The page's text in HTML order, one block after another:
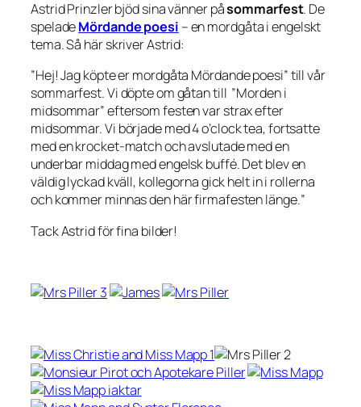
Astrid Prinzler bjöd sina vänner påsommarfest. De
speladeMördande poesi – en mordgåta i engelskt
tema. Så här skriver Astrid:
”Hej! Jag köpte er mordgåta Mördande poesi” till vår
sommarfest. Vi döpte om gåtan till ”Morden i
midsommar” eftersom festen var strax efter
midsommar. Vi började med 4 o’clock tea, fortsatte
med en krocket-match och avslutade med en
underbar middag med engelsk buffé. Det blev en
väldig lyckad kväll, kollegorna gick helt in i rollerna
och kommer minnas den här firmafesten länge.”
Tack Astrid för fina bilder!